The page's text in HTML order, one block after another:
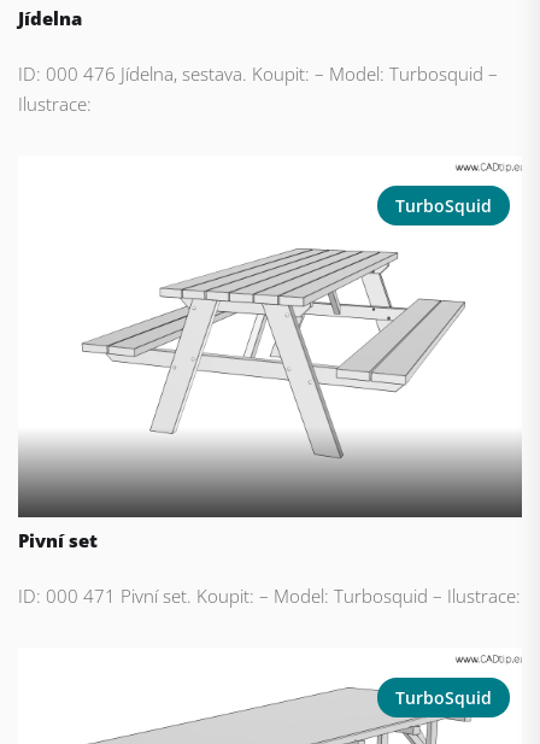
Jídelna
ID: 000 476 Jídelna, sestava. Koupit: – Model: Turbosquid –
Ilustrace:
TurboSquid
Pivní set
ID: 000 471 Pivní set. Koupit: – Model: Turbosquid – Ilustrace:
TurboSquid